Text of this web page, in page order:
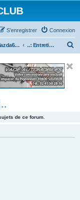
Connexion
S’enregistrer
..: Mazda6 MPS & Mazdaspeed 6 :.. ..: Entretien / Révision (MPS6) :..
e
de ce forum.